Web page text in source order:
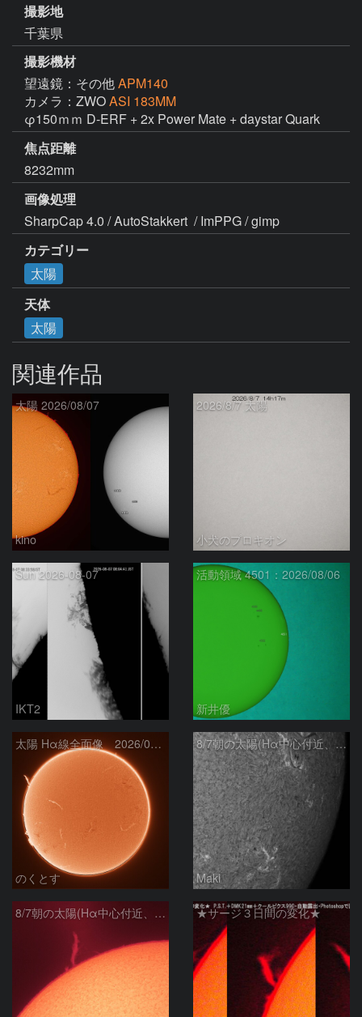
撮影地
千葉県
撮影機材
望遠鏡：その他APM140
カメラ：ZWOASI 183MM
φ150ｍｍ D-ERF + 2x Power Mate + daystar Quark
焦点距離
8232mm
画像処理
SharpCap 4.0 / AutoStakkert  / ImPPG / gimp
カテゴリー
太陽
天体
太陽
関連作品
太陽 2026/08/07
kino
2026/8/7 太陽
小犬のプロキオン
Sun 2026-08-07
IKT2
活動領域 4501：2026/08/06
新井優
太陽 Hα線全面像 2026/08/07
のくとす
8/7朝の太陽(Hα中心付近、4498、4502付近)
Maki
8/7朝の太陽(Hα中心付近、プロミネンス) ★サージ３日間の変化★